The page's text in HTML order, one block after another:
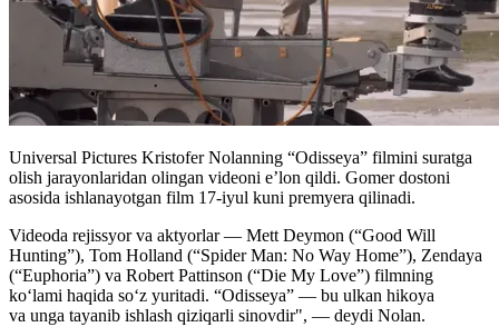
Universal Pictures Kristofer Nolanning “Odisseya” filmini suratga
olish jarayonlaridan olingan videoni e’lon qildi. Gomer dostoni
asosida ishlanayotgan film 17-iyul kuni premyera qilinadi.
Videoda rejissyor va aktyorlar — Mett Deymon (“Good Will
Hunting”), Tom Holland (“Spider Man: No Way Home”), Zendaya
(“Euphoria”) va Robert Pattinson (“Die My Love”) filmning
ko‘lami haqida so‘z yuritadi. “Odisseya” — bu ulkan hikoya
va unga tayanib ishlash qiziqarli sinovdir", — deydi Nolan.